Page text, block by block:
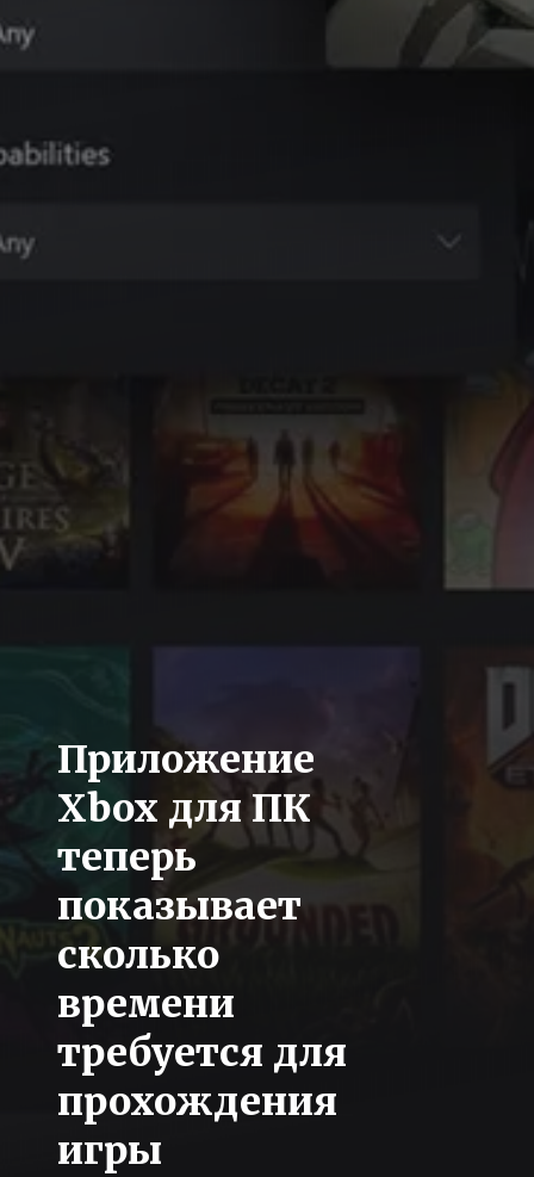
Приложение
Xbox для ПК
теперь
показывает
сколько
времени
требуется для
прохождения
игры